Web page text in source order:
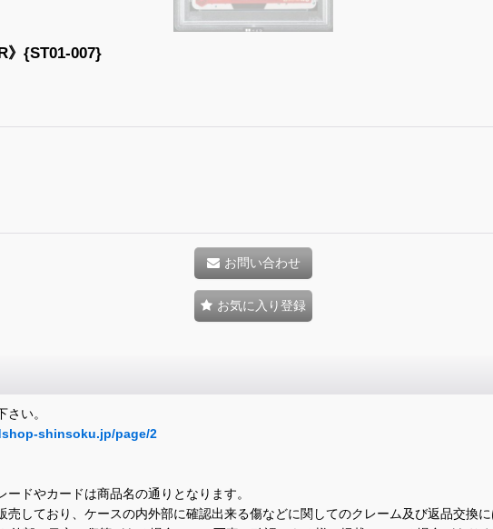
》{ST01-007}
お問い合わせ
お気に入り登録
い。
shinsoku.jp/page/2
ドやカードは商品名の通りとなります。
しており、ケースの内外部に確認出来る傷などに関してのクレーム及び返品交換